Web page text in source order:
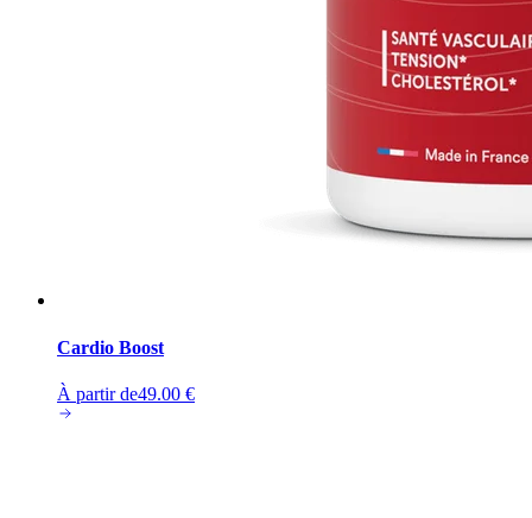
Cardio Boost
À partir de49.00 €